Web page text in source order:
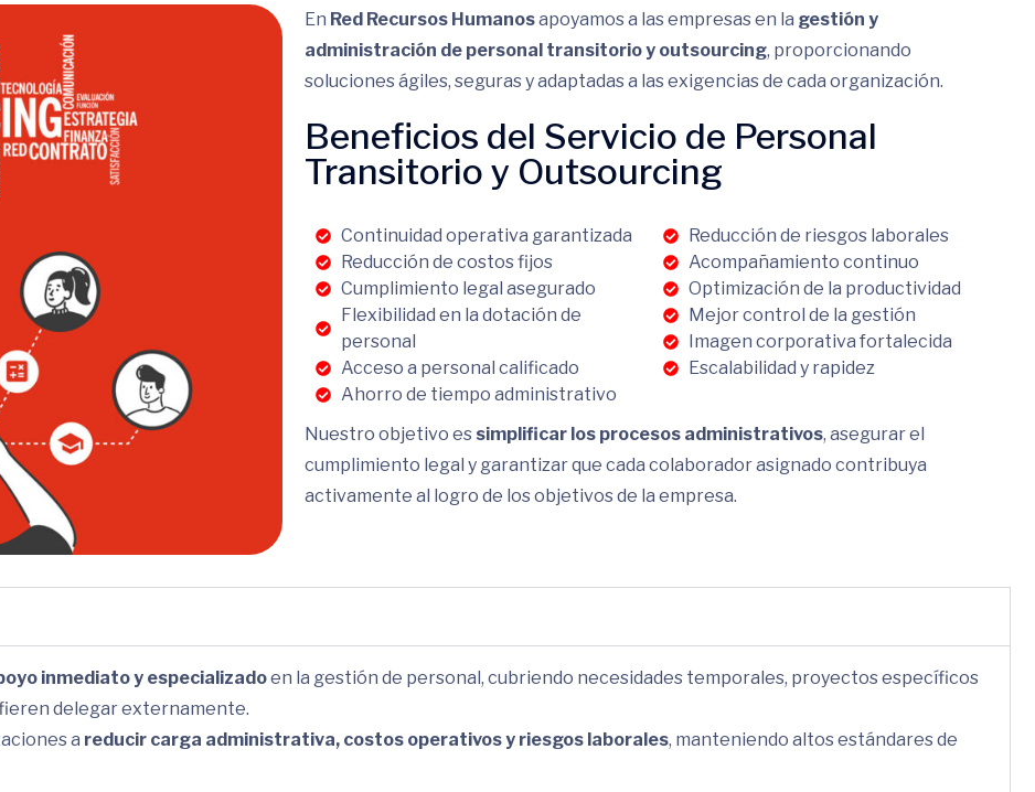
En Red Recursos Humanosapoyamos a las empresas en la gestión y
administración de personal transitorio y outsourcing, proporcionando
soluciones ágiles, seguras y adaptadas a las exigencias de cada organización.
Beneficios del Servicio de Personal
Transitorio y Outsourcing
Continuidad operativa garantizada
Reducción de costos fijos
Cumplimiento legal asegurado
Flexibilidad en la dotación de
personal
Acceso a personal calificado
Ahorro de tiempo administrativo
Reducción de riesgos laborales
Acompañamiento continuo
Optimización de la productividad
Mejor control de la gestión
Imagen corporativa fortalecida
Escalabilidad y rapidez
Nuestro objetivo es simplificar los procesos administrativos, asegurar el
cumplimiento legal y garantizar que cada colaborador asignado contribuya
activamente al logro de los objetivos de la empresa.
inmediato y especializadoen la gestión de personal, cubriendo necesidades temporales, proyectos específicos
delegar externamente.
a reducir carga administrativa, costos operativos y riesgos laborales, manteniendo altos estándares de